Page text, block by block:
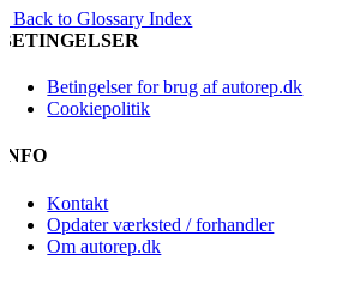
« Back to Glossary Index
BETINGELSER
Betingelser for brug af autorep.dk
Cookiepolitik
INFO
Kontakt
Opdater værksted / forhandler
Om autorep.dk